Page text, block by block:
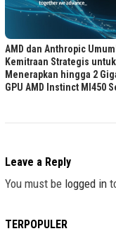
AMD dan Anthropic
Kemitraan Strategis untuk
Menerapkan hingga 2
GPU AMD Instinct MI450
Leave a Reply
You must be logged in
TERPOPULER